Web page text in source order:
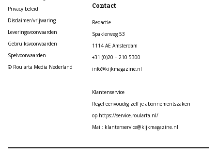
Privacy beleid
Disclaimer/vrijwaring
Leveringsvoorwaarden
Gebruiksvoorwaarden
Spelvoorwaarden
© Roularta Media Nederland
Contact
Redactie
Spaklerweg 53
1114 AE Amsterdam
+31 (0)20 – 210 5300
info@kijkmagazine.nl
Klantenservice
Regel eenvoudig zelf je abonnementszaken
op https://service.roularta.nl/
Mail: klantenservice@kijkmagazine.nl